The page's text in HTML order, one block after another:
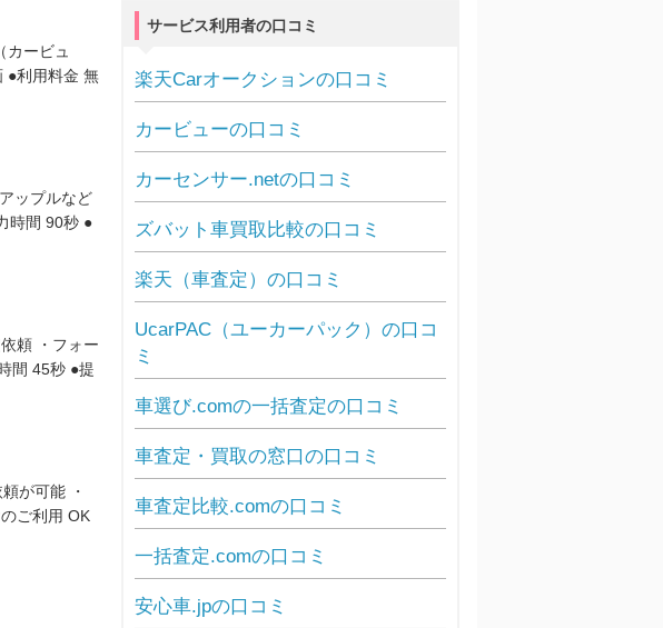
カービュ
●利用料金 無
ップルなど
時間 90秒 ●
頼 ・フォー
間 45秒 ●提
が可能 ・
ご利用 OK
サービス利用者の口コミ
楽天Carオークションの口コミ
カービューの口コミ
カーセンサー.netの口コミ
ズバット車買取比較の口コミ
楽天（車査定）の口コミ
UcarPAC（ユーカーパック）の口コ
ミ
車選び.comの一括査定の口コミ
車査定・買取の窓口の口コミ
車査定比較.comの口コミ
一括査定.comの口コミ
安心車.jpの口コミ